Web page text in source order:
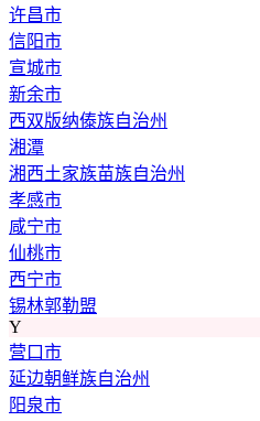
许昌市
信阳市
宣城市
新余市
西双版纳傣族自治州
湘潭
湘西土家族苗族自治州
孝感市
咸宁市
仙桃市
西宁市
锡林郭勒盟
Y
营口市
延边朝鲜族自治州
阳泉市